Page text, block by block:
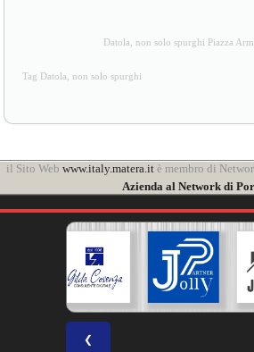
Datola, non solo spurghi Piazza
Tag Datola, non solo spurghi
il Sito Web www.italy.matera.itè membro di
Azienda al Network di
❮